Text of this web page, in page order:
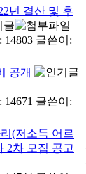
년 결산 및 후
14803 글쓴이:
공개
14671 글쓴이:
(저소득 어르
2차 모집 공고